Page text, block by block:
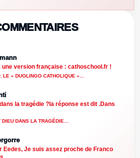
une version française : cathoschool.fr !
LE « DUOLINGO CATHOLIQUE »…
la tragédie ?la réponse est dit .Dans
DIEU DANS LA TRAGÉDIE…
Eedes, Je suis assez proche de Franco